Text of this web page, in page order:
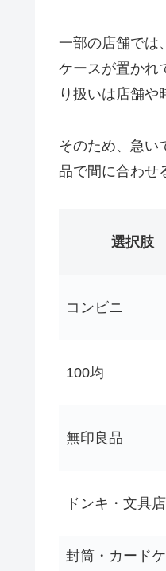
一部の店舗では
ケースが置かれ
り扱いは店舗や
そのため、急い
品で間に合わせ
選択肢
コンビニ
100均
無印良品
ドンキ・文具店
封筒・カード